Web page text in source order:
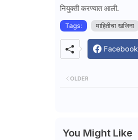
नियुक्ती करण्यात आली.
Tags: माहितीचा खजिना
Facebook
OLDER
You Might Like